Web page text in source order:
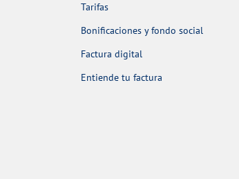
Tarifas
Bonificaciones y fondo social
Factura digital
Entiende tu factura